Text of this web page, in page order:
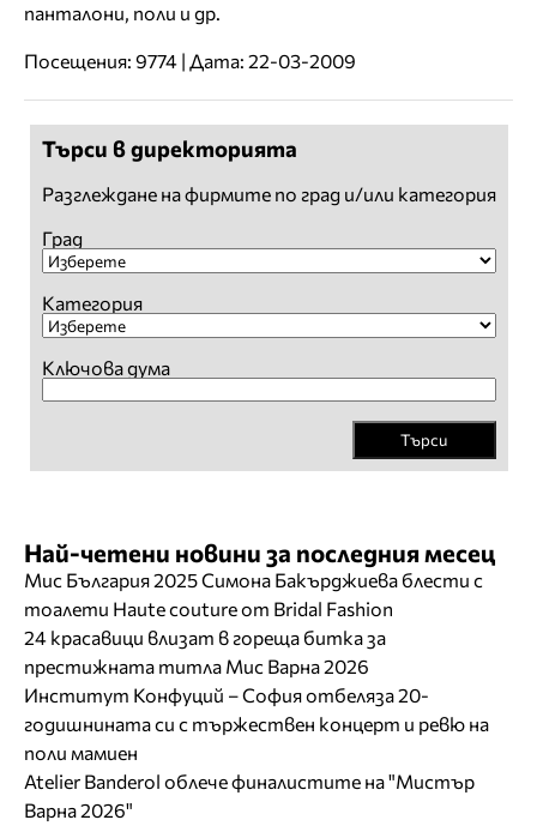
панталони, поли и др.
Посещения: 9774 | Дата: 22-03-2009
Търси в директорията
Разглеждане на фирмите по град и/или категория
Град
Категория
Ключова дума
Търси
Най-четени новини за последния месец
Мис България 2025 Симона Бакърджиева блести с
тоалети Haute couture от Bridal Fashion
24 красавици влизат в гореща битка за
престижната титла Мис Варна 2026
Институт Конфуций – София отбеляза 20-
годишнината си с тържествен концерт и ревю на
поли мамиен
Atelier Banderol облече финалистите на "Мистър
Варна 2026"